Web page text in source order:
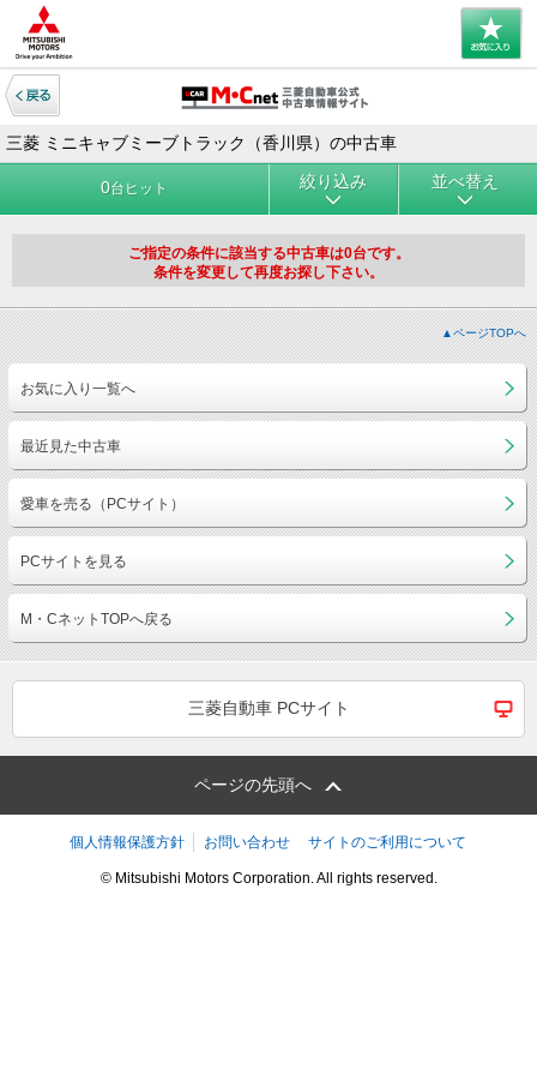
三菱 ミニキャブミーブトラック（香川県）の中古車
0台ヒット 絞り込み 並べ替え
ご指定の条件に該当する中古車は0台です。
条件を変更して再度お探し下さい。
▲ページTOPへ
お気に入り一覧へ
最近見た中古車
愛車を売る（PCサイト）
PCサイトを見る
M・CネットTOPへ戻る
三菱自動車 PCサイト
ページの先頭へ
個人情報保護方針 お問い合わせ サイトのご利用について
© Mitsubishi Motors Corporation. All rights reserved.